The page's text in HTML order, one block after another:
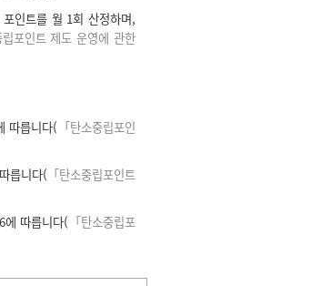
인트를 월 1회 산정하며,
립포인트 제도 운영에 관한
따릅니다( 「탄소중립포인
릅니다( 「탄소중립포인트
따릅니다( 「탄소중립포